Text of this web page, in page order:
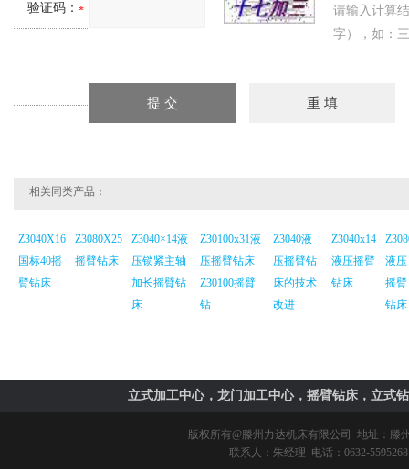
验证码：
请输入计算
字），如：
相关同类产品：
Z3040X16
国标40摇
臂钻床
Z3080X25
摇臂钻床
Z3040×14液
压锁紧主轴
加长摇臂钻
床
Z30100x31液
压摇臂钻床
Z30100摇臂
钻
Z3040液
压摇臂钻
床的技术
改进
Z3040x14
液压摇臂
钻床
液压
摇臂
钻床
立式加工中心，龙门加工中心，摇臂钻床，立式
版权所有@滕州力达机床有限公司
地址：滕
联系人：朱经理 电话：0632-